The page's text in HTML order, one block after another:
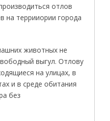
отлов
на террииории города
животных не
выгул. Отлову
на улицах, в
и в среде обитания
без